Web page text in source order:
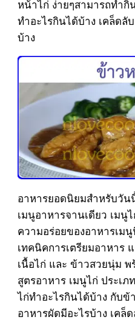
หน้าไก่ ง่ายๆสามารถทำกิ
ทำอะไรกินได้บ้าง เคล็ดลั
บ้าง
อาหารยอดนิยมสำหรับวั
เมนูอาหารจานเดียว เมนู
ความอร่อยของอาหารเ
เทคนิคการเตรียมอาหาร
เนื้อไก่ และ ข้าวสวยนุ่ม
สูตรอาหาร เมนูไก่ ประเ
ไก่ทำอะไรกินได้บ้าง กับข้
อาหารผัดมีอะไรบ้าง เคล็